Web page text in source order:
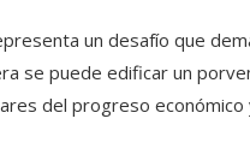
un desafío que
se puede edificar un
del progreso económico